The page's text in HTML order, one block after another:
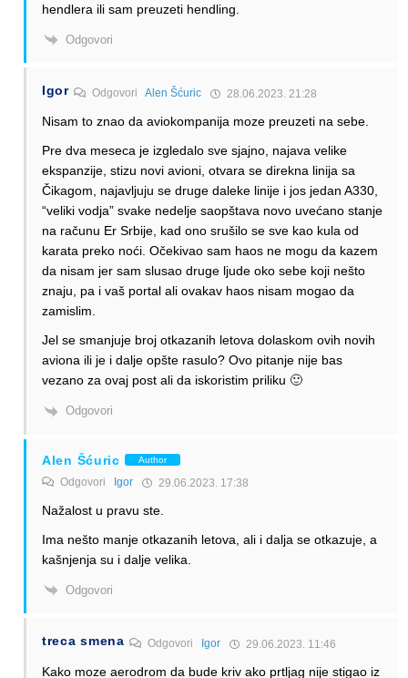
hendlera ili sam preuzeti hendling.
Odgovori
Igor Odgovori Alen Šćuric 28.06.2023. 21:28
Nisam to znao da aviokompanija moze preuzeti na sebe.
Pre dva meseca je izgledalo sve sjajno, najava velike
ekspanzije, stizu novi avioni, otvara se direkna linija sa
Čikagom, najavljuju se druge daleke linije i jos jedan A330,
“veliki vodja” svake nedelje saopštava novo uvećano stanje
na računu Er Srbije, kad ono srušilo se sve kao kula od
karata preko noći. Očekivao sam haos ne mogu da kazem
da nisam jer sam slusao druge ljude oko sebe koji nešto
znaju, pa i vaš portal ali ovakav haos nisam mogao da
zamislim.
Jel se smanjuje broj otkazanih letova dolaskom ovih novih
aviona ili je i dalje opšte rasulo? Ovo pitanje nije bas
vezano za ovaj post ali da iskoristim priliku 🙂
Odgovori
Alen Šćuric Author
Odgovori Igor 29.06.2023. 17:38
Nažalost u pravu ste.
Ima nešto manje otkazanih letova, ali i dalja se otkazuje, a
kašnjenja su i dalje velika.
Odgovori
treca smena Odgovori Igor 29.06.2023. 11:46
Kako moze aerodrom da bude kriv ako prtljag nije stigao iz